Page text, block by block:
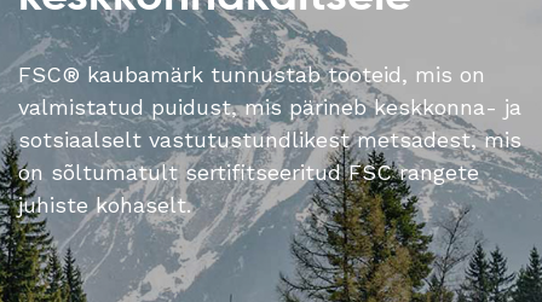
FSC® kaubamärk tunnustab tooteid, mis on
valmistatud puidust, mis pärineb keskkonna- ja
sotsiaalselt vastutustundlikest metsadest, mis
on sõltumatult sertifitseeritud FSC rangete
juhiste kohaselt.